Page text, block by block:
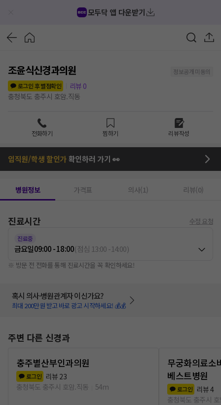
모두닥 앱 다운받기
조윤식신경과의원
정보공개 미동의
로그인 후 별점확인
리뷰 0
충청북도 충주시 호암.직동
전화하기 찜하기 리뷰작성
임직원/학생 할인가확인하러 가기 👀
병원정보 가격표 의사(1) 리뷰(0)
진료시간 수정 요청
진료중
금요일09:00 - 18:00(점심 13:00-14:00)
※ 방문 전 전화를 통해 진료시간을 꼭 확인하세요!
혹시 의사·병원관계자 이신가요?
최대 200만원 받고 바로 광고 시작하세요! 💰💰
주변 다른 신경과
충주별산부인과의원
로그인 리뷰 23
충청북도 충주시 호암.직동
54m
무궁화의료소
베스트병원
로그인 리뷰4
충청북도 충주시